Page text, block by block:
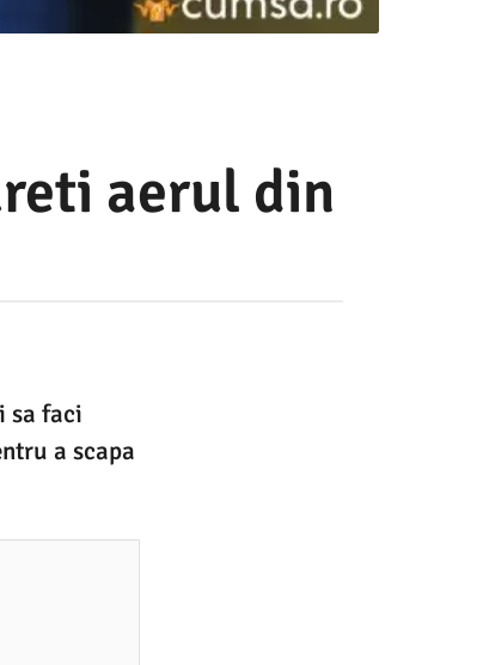
aerul din
sa faci
a scapa